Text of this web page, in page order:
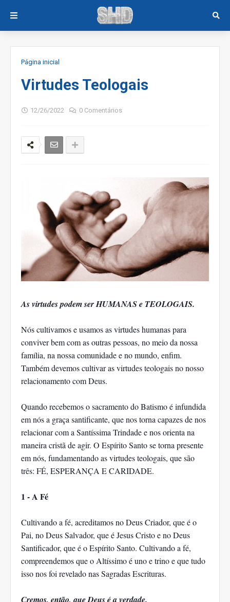
Página inicial
Virtudes Teologais
12/26/2022 0 Comentários
As virtudes podem ser HUMANAS e TEOLOGAIS.
Nós cultivamos e usamos as virtudes humanas para
conviver bem com as outras pessoas, no meio da nossa
família, na nossa comunidade e no mundo, enfim.
Também devemos cultivar as virtudes teologais no nosso
relacionamento com Deus.
Quando recebemos o sacramento do Batismo é infundida
em nós a graça santificante, que nos torna capazes de nos
relacionar com a Santíssima Trindade e nos orienta na
maneira cristã de agir. O Espírito Santo se torna presente
em nós, fundamentando as virtudes teologais, que são
três: FÉ, ESPERANÇA E CARIDADE.
1 - A Fé
Cultivando a fé, acreditamos no Deus Criador, que é o
Pai, no Deus Salvador, que é Jesus Cristo e no Deus
Santificador, que é o Espírito Santo. Cultivando a fé,
compreendemos que o Altíssimo é uno e trino e que tudo
isso nos foi revelado nas Sagradas Escrituras.
Cremos, então, que Deus é a verdade.